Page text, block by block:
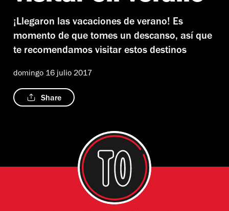
¡Llegaron las vacaciones de verano! Es
momento de que tomes un descanso, así que
te recomendamos visitar estos destinos
domingo 16 julio 2017
Share